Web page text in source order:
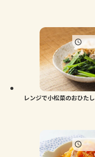
レンジで小松菜のおひたし